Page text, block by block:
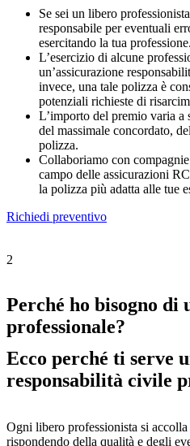
Se sei un libero
responsabile per eventuali
esercitando la tua professione.
L’esercizio di alcune
un’assicurazione
invece, una tale polizza è
potenziali richieste di
L’importo del premio varia a
del massimale concordato,
polizza.
Collaboriamo con
campo delle assicurazioni
la polizza più adatta alle tue
Richiedi preventivo
2
Perché ho bisogno di
professionale?
Ecco perché ti serve
responsabilità civile
Ogni libero professionista si
rispondendo della qualità e degli